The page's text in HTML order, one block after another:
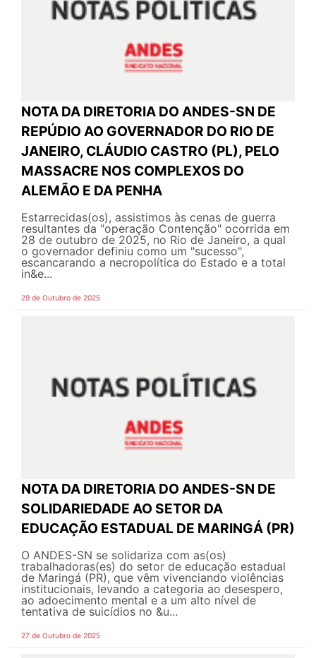
NOTA DA DIRETORIA DO ANDES-SN DE
REPÚDIO AO GOVERNADOR DO RIO DE
JANEIRO, CLÁUDIO CASTRO (PL), PELO
MASSACRE NOS COMPLEXOS DO
ALEMÃO E DA PENHA
Estarrecidas(os), assistimos às cenas de guerra
resultantes da "operação Contenção" ocorrida em
28 de outubro de 2025, no Rio de Janeiro, a qual
o governador definiu como um "sucesso",
escancarando a necropolítica do Estado e a total
in&e...
29 de Outubro de 2025
NOTA DA DIRETORIA DO ANDES-SN DE
SOLIDARIEDADE AO SETOR DA
EDUCAÇÃO ESTADUAL DE MARINGÁ (PR)
O ANDES-SN se solidariza com as(os)
trabalhadoras(es) do setor de educação estadual
de Maringá (PR), que vêm vivenciando violências
institucionais, levando a categoria ao desespero,
ao adoecimento mental e a um alto nível de
tentativa de suicídios no &u...
27 de Outubro de 2025